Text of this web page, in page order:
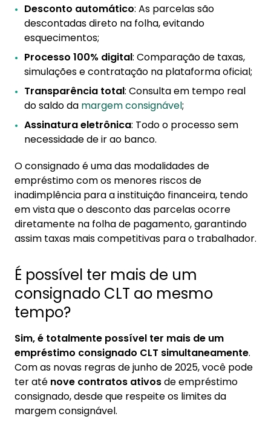
Desconto automático: As parcelas são
descontadas direto na folha, evitando
esquecimentos;
Processo 100% digital: Comparação de taxas,
simulações e contratação na plataforma oficial;
Transparência total: Consulta em tempo real
do saldo da margem consignável;
Assinatura eletrônica: Todo o processo sem
necessidade de ir ao banco.
O consignado é uma das modalidades de
empréstimo com os menores riscos de
inadimplência para a instituição financeira, tendo
em vista que o desconto das parcelas ocorre
diretamente na folha de pagamento, garantindo
assim taxas mais competitivas para o trabalhador.
É possível ter mais de um
consignado CLT ao mesmo
tempo?
Sim, é totalmente possível ter mais de um
empréstimo consignado CLT simultaneamente.
Com as novas regras de junho de 2025, você pode
ter até nove contratos ativosde empréstimo
consignado, desde que respeite os limites da
margem consignável.